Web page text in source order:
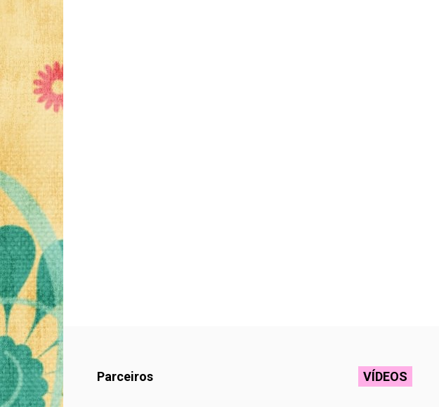
Parceiros VÍDEOS